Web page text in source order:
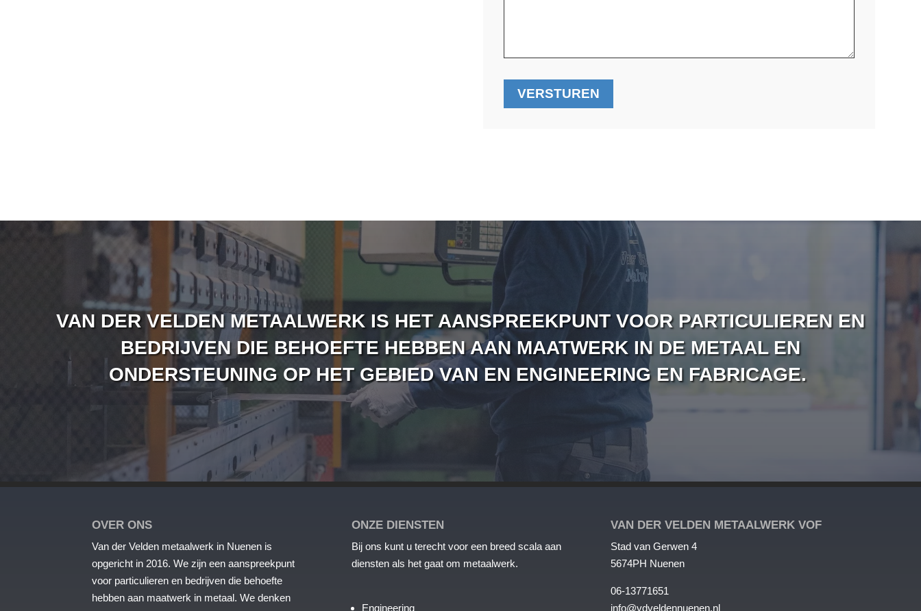
VAN DER VELDEN METAALWERK IS HET AANSPREEKPUNT VOOR PARTICULIEREN EN
BEDRIJVEN DIE BEHOEFTE HEBBEN AAN MAATWERK IN DE METAAL EN
ONDERSTEUNING OP HET GEBIED VAN EN ENGINEERING EN FABRICAGE.
OVER ONS
Van der Velden metaalwerk in Nuenen is
opgericht in 2016. We zijn een aanspreekpunt
voor particulieren en bedrijven die behoefte
hebben aan maatwerk in metaal. We denken
ONZE DIENSTEN
Bij ons kunt u terecht voor een breed scala aan
diensten als het gaat om metaalwerk.
Engineering
VAN DER VELDEN METAALWERK VOF
Stad van Gerwen4
5674PH Nuenen
06-13771651
info@vdveldennuenen.nl